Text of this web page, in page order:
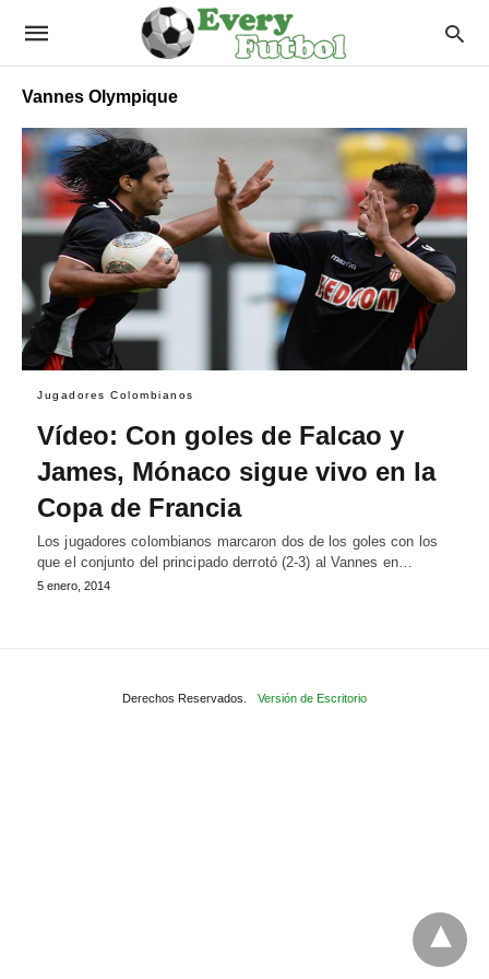
Vannes Olympique
Jugadores Colombianos
Vídeo: Con goles de Falcao y
James, Mónaco sigue vivo en la
Copa de Francia
Los jugadores colombianos marcaron dos de los goles con los
que el conjunto del principado derrotó (2-3) al Vannes en…
5 enero, 2014
Derechos Reservados. Versión de Escritorio